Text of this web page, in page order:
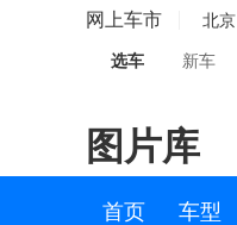
网上车市 北京
选车 新车
图片库
首页 车型
金旅(13)
九龙(36)